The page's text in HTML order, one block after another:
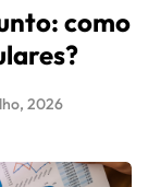
como
2026